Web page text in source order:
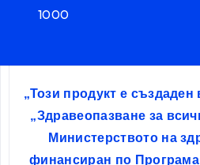
1000
„Този продукт е създаден
„Здравеопазване за
Министерството на
финансиран по Програма